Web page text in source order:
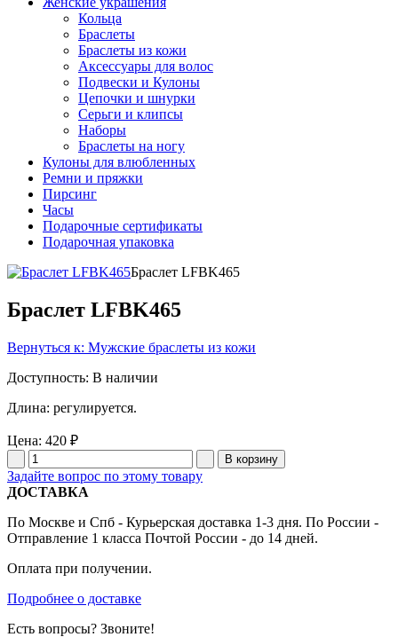
Кольца
Браслеты
Браслеты из кожи
Аксессуары для волос
Подвески и Кулоны
Цепочки и шнурки
Серьги и клипсы
Наборы
Браслеты на ногу
Кулоны для влюбленных
Ремни и пряжки
Пирсинг
Часы
Подарочные сертификаты
Подарочная упаковка
Браслет LFBK465
Браслет LFBK465
Вернуться к: Мужские браслеты из кожи
Доступность: В наличии
Длина: регулируется.
Цена: 420 ₽
Задайте вопрос по этому товару
ДОСТАВКА
По Москве и Спб - Курьерская доставка 1-3 дня. По России -
Отправление 1 класса Почтой России - до 14 дней.
Оплата при получении.
Подробнее о доставке
Есть вопросы? Звоните!